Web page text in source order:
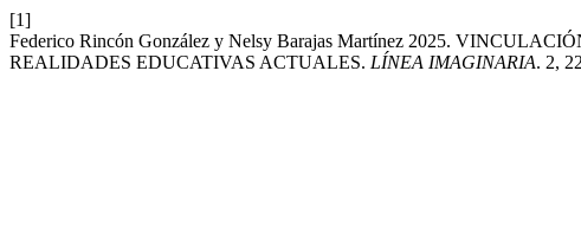
[1]
Federico Rincón González y Nelsy Barajas Martínez 2025.
REALIDADES EDUCATIVAS ACTUALES. LÍNEA IMAGINARIA. 2,